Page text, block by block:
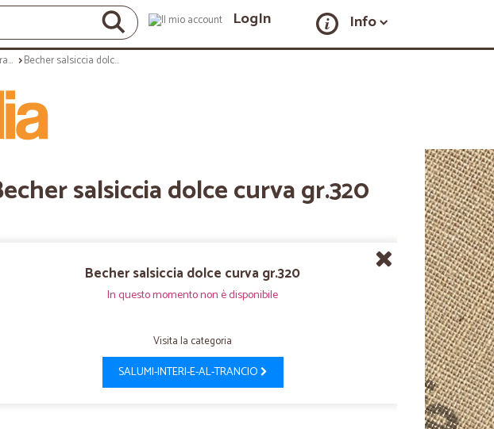
LogIn Info
Salumi interi e al trancio Becher salsiccia dolce curva gr.320
salsiccia dolce curva gr.320
Becher salsiccia dolce curva gr.320
In questo momento non è disponibile
Visita la categoria
SALUMI-INTERI-E-AL-TRANCIO